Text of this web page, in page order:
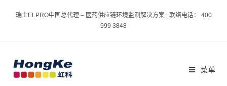
瑞士ELPRO中国总代理 – 医药供应链环境监测解决方案 | 联络电话： 400
999 3848
菜单